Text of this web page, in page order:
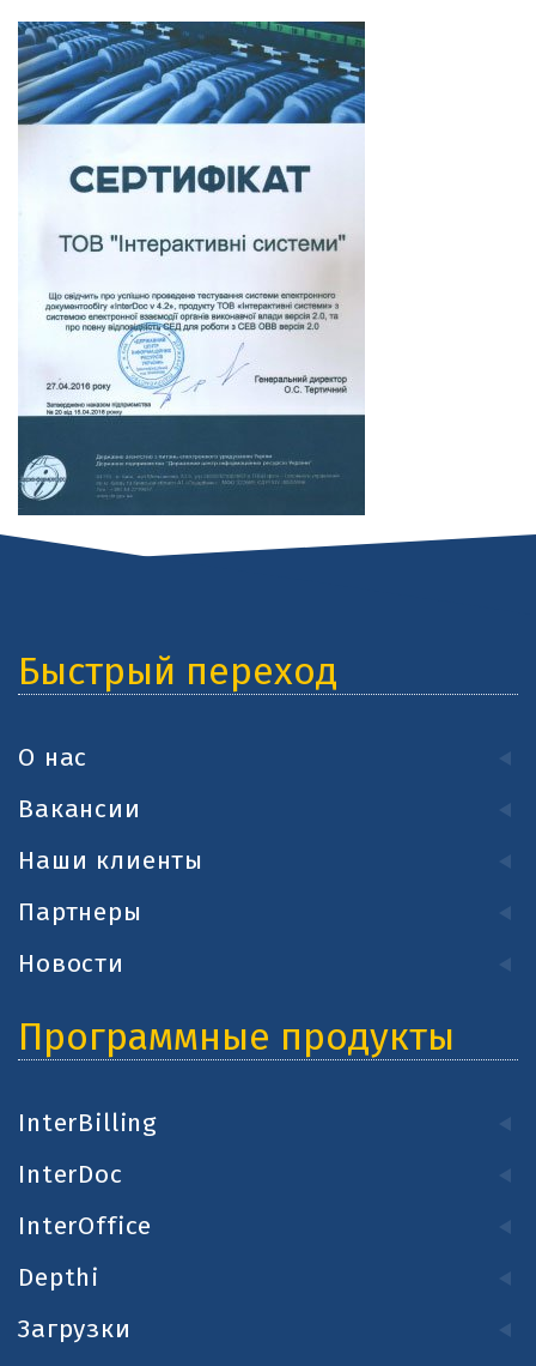
Быстрый переход
О нас
Вакансии
Наши клиенты
Партнеры
Новости
Программные продукты
InterBilling
InterDoc
InterOffice
Depthi
Загрузки